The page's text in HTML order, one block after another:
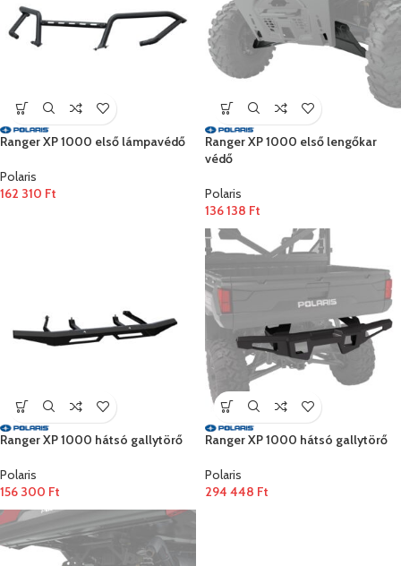
Ranger XP 1000 első lámpavédő
Polaris
162 310 Ft
Ranger XP 1000 első lengőkar
védő
Polaris
136 138 Ft
Ranger XP 1000 hátsó gallytörő
Polaris
156 300 Ft
Ranger XP 1000 hátsó gallytörő
Polaris
294 448 Ft